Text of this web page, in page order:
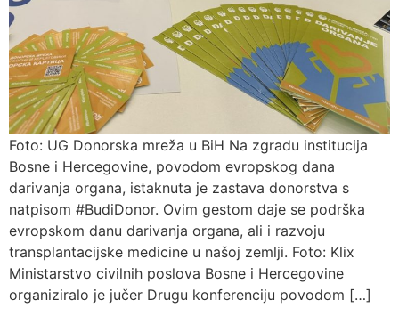
Foto: UG Donorska mreža u BiH Na zgradu institucija
Bosne i Hercegovine, povodom evropskog dana
darivanja organa, istaknuta je zastava donorstva s
natpisom #BudiDonor. Ovim gestom daje se podrška
evropskom danu darivanja organa, ali i razvoju
transplantacijske medicine u našoj zemlji. Foto: Klix
Ministarstvo civilnih poslova Bosne i Hercegovine
organiziralo je jučer Drugu konferenciju povodom […]